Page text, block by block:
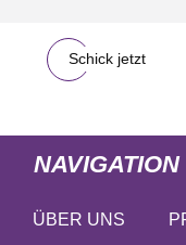
Schick jetzt
NAVIGATION
ÜBER UNS